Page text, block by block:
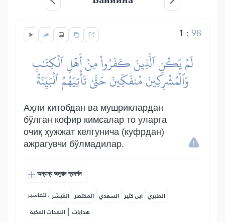
1 :98
لَمۡ يَكُنِ ٱلَّذِينَ كَفَرُواْ مِنۡ أَهۡلِ ٱلۡكِتَٰبِ
وَٱلۡمُشۡرِكِينَ مُنفَكِّينَ حَتَّىٰ تَأۡتِيَهُمُ ٱلۡبَيِّنَةُ
Аҳли китобдан ва мушриклардан
бўлган кофир кимсалар то уларга
очиқ ҳужжат келгунича (куфрдан)
ажрагувчи бўлмадилар.
অন্যান্য অনুবাদ প্রদর্শন
التفاسير: المُيسَّر المختصر السعدي ابن كثير الطبري
النفحات المكية | هدايات